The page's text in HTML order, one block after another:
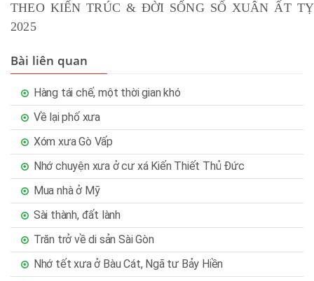
THEO KIẾN TRÚC & ĐỜI SỐNG SỐ XUÂN ẤT TỴ
2025
Bài liên quan
Hàng tái chế, một thời gian khó
Về lại phố xưa
Xóm xưa Gò Vấp
Nhớ chuyện xưa ở cư xá Kiến Thiết Thủ Đức
Mua nhà ở Mỹ
Sài thành, đất lành
Trăn trở về di sản Sài Gòn
Nhớ tết xưa ở Bàu Cát, Ngã tư Bảy Hiền